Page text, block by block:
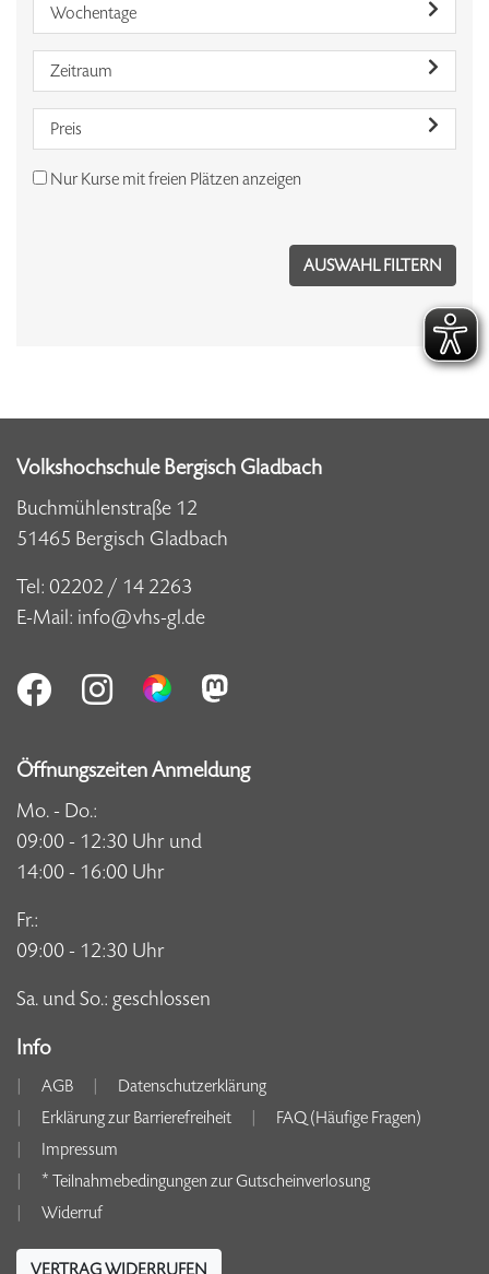
Wochentage
Zeitraum
Preis
Nur Kurse mit freien Plätzen anzeigen
Volkshochschule Bergisch Gladbach
Buchmühlenstraße 12
51465 Bergisch Gladbach
Tel: 02202 / 14 2263
E-Mail: info@vhs-gl.de
Öffnungszeiten Anmeldung
Mo. - Do.:
09:00 - 12:30 Uhr und
14:00 - 16:00 Uhr
Fr.:
09:00 - 12:30 Uhr
Sa. und So.: geschlossen
Info
AGB
Datenschutzerklärung
Erklärung zur Barrierefreiheit
FAQ (Häufige Fragen)
Impressum
* Teilnahmebedingungen zur Gutscheinverlosung
Widerruf
VERTRAG WIDERRUFEN